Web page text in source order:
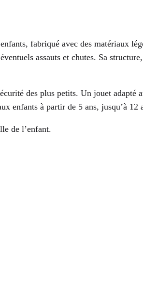
fabriqué avec des matériaux
assauts et chutes. Sa
des plus petits. Un jouet
enfants à partir de 5 ans, jusqu’à 12
de l’enfant.